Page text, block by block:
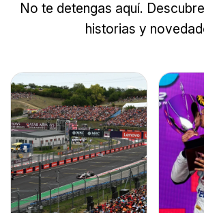
No te detengas aquí.
historias y